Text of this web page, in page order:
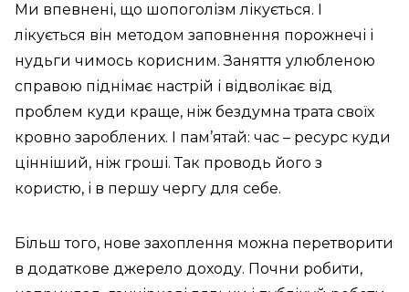
Ми впевнені, що шопоголізм лікується. І
лікується він методом заповнення порожнечі і
нудьги чимось корисним. Заняття улюбленою
справою піднімає настрій і відволікає від
проблем куди краще, ніж бездумна трата своїх
кровно зароблених. І пам’ятай: час – ресурс куди
цінніший, ніж гроші. Так проводь його з
користю, і в першу чергу для себе.
Більш того, нове захоплення можна перетворити
в додаткове джерело доходу. Почни робити,